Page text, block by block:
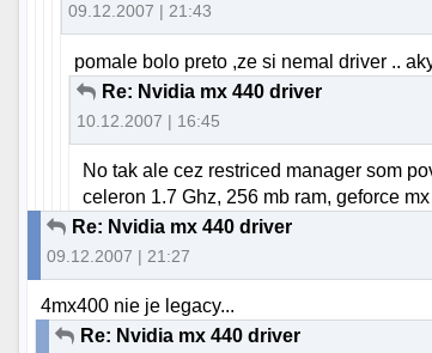
09.12.2007 | 21:43
pomale bolo preto ,ze si nemal driver ..
Re: Nvidia mx 440 driver
10.12.2007 | 16:45
No tak ale cez restriced manager som
celeron 1.7 Ghz, 256 mb ram, geforce
Re: Nvidia mx 440 driver
09.12.2007 | 21:27
4mx400 nie je legacy...
Re: Nvidia mx 440 driver